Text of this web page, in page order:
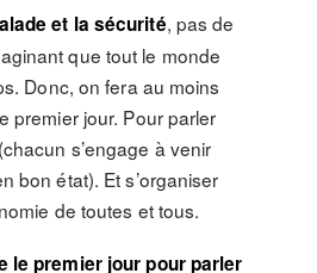
et la sécurité, pas de
que tout le monde
Donc, on fera au moins
premier jour. Pour parler
s’engage à venir
bon état). Et s’organiser
de toutes et tous.
le premier jour pour parler